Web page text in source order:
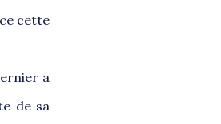
cette
a
de sa